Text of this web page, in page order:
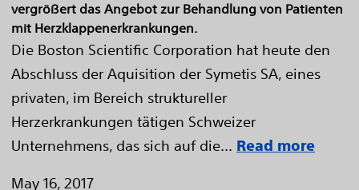
vergrößert das Angebot zur Behandlung von Patienten
mit Herzklappenerkrankungen.
Die Boston Scientific Corporation hat heute den
Abschluss der Aquisition der Symetis SA, eines
privaten, im Bereich struktureller
Herzerkrankungen tätigen Schweizer
Unternehmens, das sich auf die... Read more
May 16, 2017